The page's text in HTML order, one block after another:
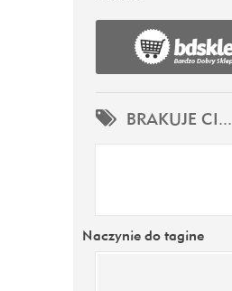
BRAKUJE CI...
Naczynie do tagine